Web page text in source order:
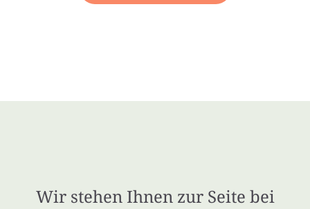
Wir stehen Ihnen zur Seite bei